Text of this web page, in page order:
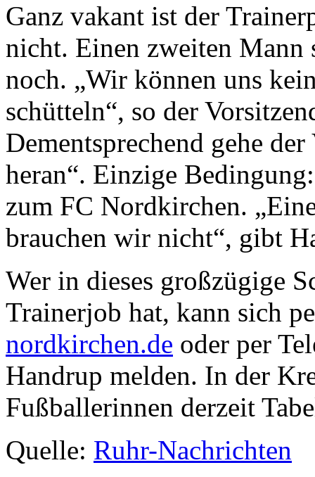
Ganz vakant ist der
nicht. Einen zweiten Mann
noch. „Wir können uns
schütteln“, so der
Dementsprechend gehe
heran“. Einzige
zum FC Nordkirchen.
brauchen wir nicht“, gibt
Wer in dieses großzügige
Trainerjob hat, kann sich
nordkirchen.de oder per
Handrup melden. In der
Fußballerinnen derzeit
Quelle: Ruhr-Nachrichten